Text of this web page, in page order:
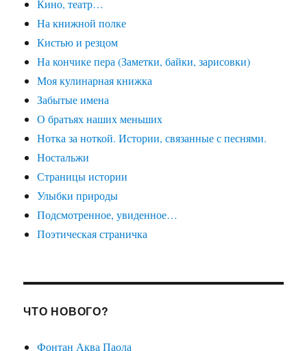
Кино, театр…
На книжной полке
Кистью и резцом
На кончике пера (Заметки, байки, зарисовки)
Моя кулинарная книжка
Забытые имена
О братьях наших меньших
Нотка за ноткой. Истории, связанные с песнями.
Ностальжи
Страницы истории
Улыбки природы
Подсмотренное, увиденное…
Поэтическая страничка
ЧТО НОВОГО?
Фонтан Аква Паола